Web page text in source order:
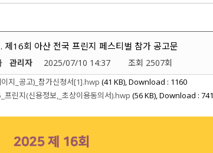
제16회 아산 전국 프린지 페스티벌 참가 공고문
관리자 2025/07/10 14:37 조회 2507회
지_공고)_참가신청서[1].hwp (41 KB), Download : 1160
프린지(신용정보,_초상이용동의서).hwp (56 KB), Download : 741